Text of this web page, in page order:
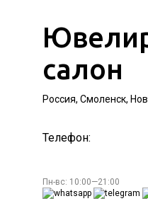
салон
Россия, Смоленск,
Телефон:
Пн-вс: 10:00—21:00